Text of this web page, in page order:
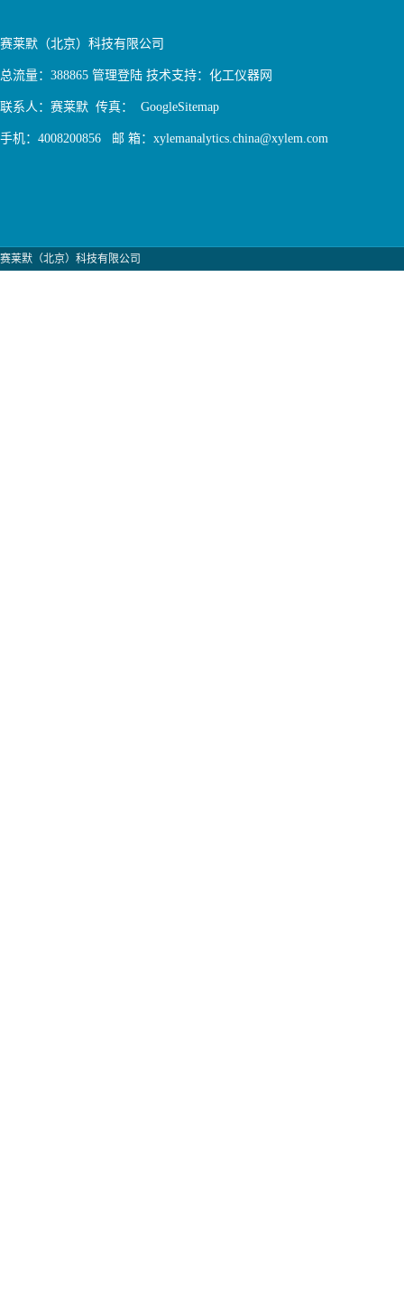
赛莱默（北京）科技有限公司
总流量：388865 管理登陆 技术支持： 化工仪器网
联系人：赛莱默 传真： GoogleSitemap
手机：4008200856 邮 箱：xylemanalytics.china@xylem.com
赛莱默（北京）科技有限公司